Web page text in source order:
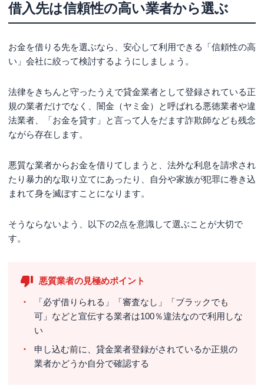
借入先は信頼性の高い業者から選ぶ
お金を借りる先を選ぶなら、安心して利用できる「信頼性の高
い」会社に絞って検討するようにしましょう。
法律をきちんと守ったうえで貸金業者として登録されている正
規の業者だけでなく、闇金（ヤミ金）と呼ばれる悪徳業者や違
法業者、「お金を貸す」と言って人をだます詐欺師なども残念
ながら存在します。
悪質な業者からお金を借りてしまうと、法外な利息を請求され
たり暴力的な取り立てにあったり、自分や家族が犯罪に巻き込
まれて身を滅ぼすことになります。
そうならないよう、以下の2点を意識して選ぶことが大切で
す。
悪質業者の見極めポイント
「必ず借りられる」「審査なし」「ブラックでも
可」などと宣伝する業者は100％違法なので利用しな
い
申し込む前に、貸金業者登録がされているか正規の
業者かどうか自分で確認する